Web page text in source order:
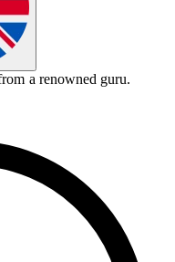
a renowned guru.